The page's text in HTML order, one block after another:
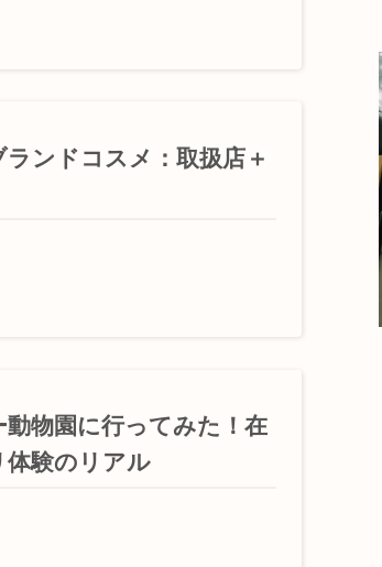
ンドコスメ：取扱店＋
物園に行ってみた！在
験のリアル